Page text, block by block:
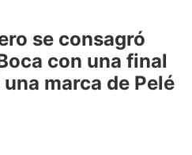
se consagró
con una final
marca de Pelé